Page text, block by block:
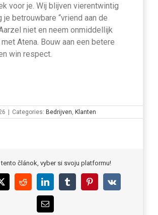
voor je. Wij blijven vierentwintig
je betrouwbare “vriend aan de
niet en neem onmiddellijk
Atena. Bouw aan een betere
win respect.
| Categories: Bedrijven, Klanten
článok, vyber si svoju platformu!
X RedditLinkedInTumblrPinterest
Vk
Email